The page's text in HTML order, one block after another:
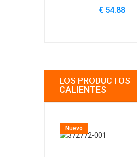
€ 54.88
LOS PRODUCTOS
CALIENTES
Nuevo